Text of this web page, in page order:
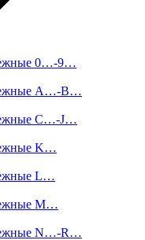
0…-9…
A…-B…
C…-J…
K…
L…
M…
N…-R…